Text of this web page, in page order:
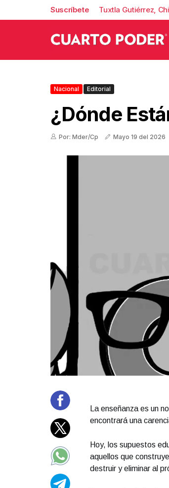
Suscríbete Tuxtla Gutiérrez,
Nacional Editorial
¿Dónde
Por: Mder/Cp Mayo 19 del 2026
La enseñanza es un
encontrará una
Hoy, los supuestos
aquellos que
destruir y eliminar al